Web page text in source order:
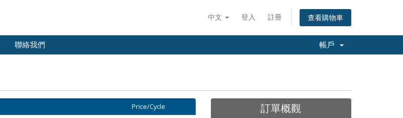
中文 登入 註冊 查看購物車
聯絡我們 帳戶
Price/Cycle 訂單概觀